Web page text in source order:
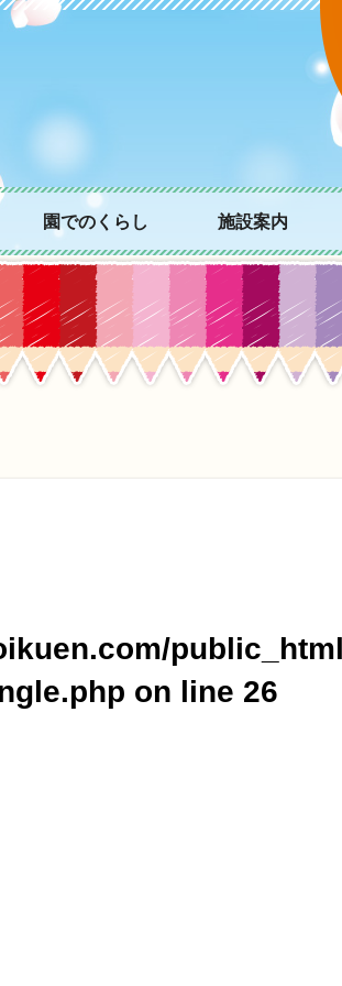
園でのくらし 施設案内
on line 26